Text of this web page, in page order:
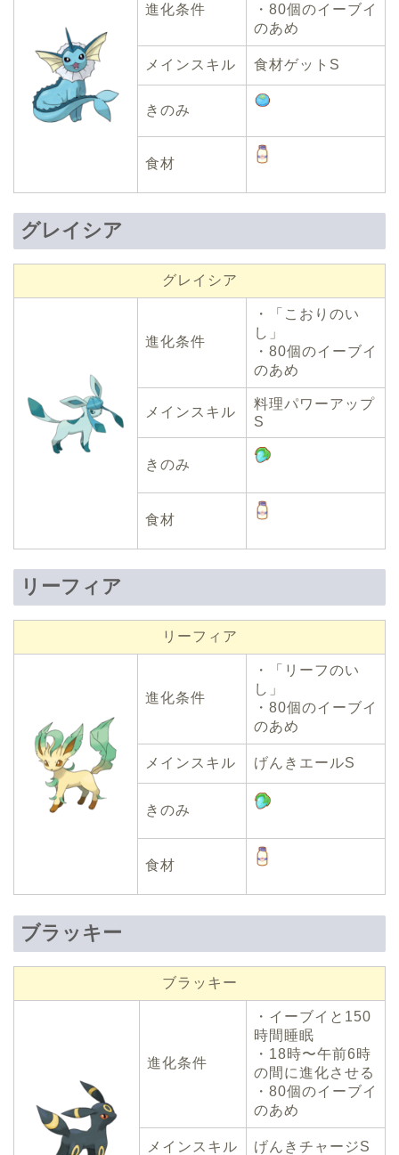
進化条件
・80個のイーブイ
のあめ
メインスキル 食材ゲットS
きのみ
食材
グレイシア
グレイシア
進化条件
・「こおりのい
し」
・80個のイーブイ
のあめ
メインスキル
料理パワーアップ
S
きのみ
食材
リーフィア
リーフィア
進化条件
・「リーフのい
し」
・80個のイーブイ
のあめ
メインスキル げんきエールS
きのみ
食材
ブラッキー
ブラッキー
進化条件
・イーブイと150
時間睡眠
・18時〜午前6時
の間に進化させる
・80個のイーブイ
のあめ
メインスキル げんきチャージS